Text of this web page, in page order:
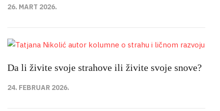
26. MART 2026.
Da li živite svoje strahove ili živite svoje snove?
24. FEBRUAR 2026.